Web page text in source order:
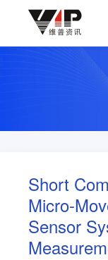
Short
Micro-
Sensor